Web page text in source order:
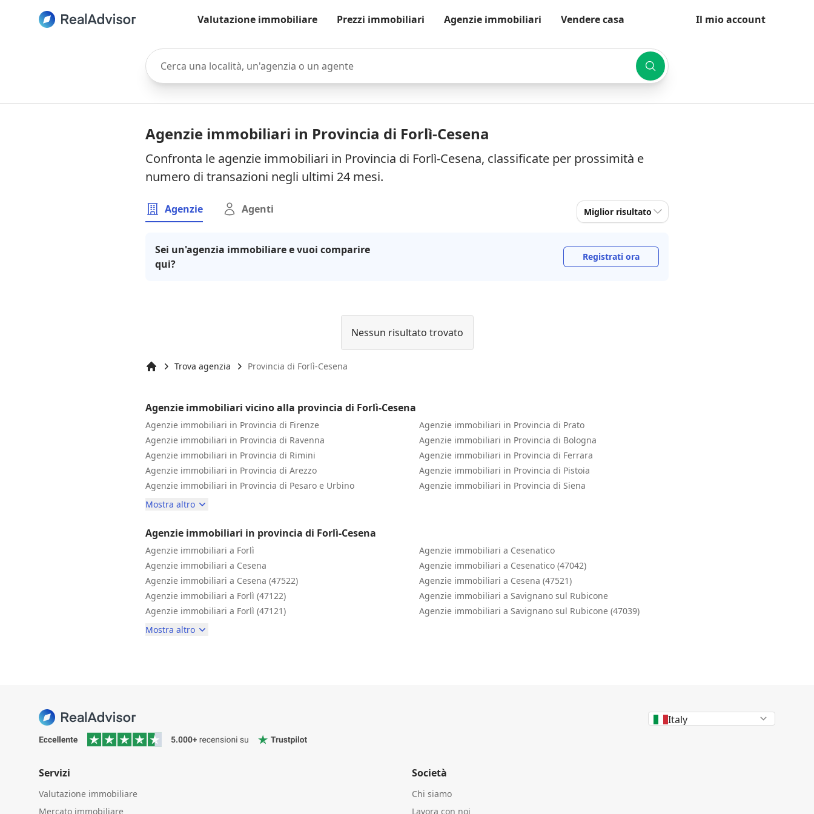
Valutazione immobiliare Prezzi immobiliari Agenzie immobiliari Vendere casa Il mio account
Cerca una località, un'agenzia o un agente
Agenzie immobiliari in Provincia di Forlì-Cesena
Confronta le agenzie immobiliari in Provincia di Forlì-Cesena, classificate per prossimità e
numero di transazioni negli ultimi 24 mesi.
Agenzie Agenti Miglior risultato
Sei un'agenzia immobiliare e vuoi comparire
qui?
Registrati ora
Nessun risultato trovato
Trova agenzia Provincia di Forlì-Cesena
Agenzie immobiliari vicino alla provincia di Forlì-Cesena
Agenzie immobiliari in Provincia di Firenze
Agenzie immobiliari in Provincia di Ravenna
Agenzie immobiliari in Provincia di Rimini
Agenzie immobiliari in Provincia di Arezzo
Agenzie immobiliari in Provincia di Pesaro e Urbino
Agenzie immobiliari in Provincia di Prato
Agenzie immobiliari in Provincia di Bologna
Agenzie immobiliari in Provincia di Ferrara
Agenzie immobiliari in Provincia di Pistoia
Agenzie immobiliari in Provincia di Siena
Mostra altro
Agenzie immobiliari in provincia di Forlì-Cesena
Agenzie immobiliari a Forlì
Agenzie immobiliari a Cesena
Agenzie immobiliari a Cesena (47522)
Agenzie immobiliari a Forlì (47122)
Agenzie immobiliari a Forlì (47121)
Agenzie immobiliari a Cesenatico
Agenzie immobiliari a Cesenatico (47042)
Agenzie immobiliari a Cesena (47521)
Agenzie immobiliari a Savignano sul Rubicone
Agenzie immobiliari a Savignano sul Rubicone (47039)
Mostra altro
Italy
Servizi
Valutazione immobiliare
Mercato immobiliare
Società
Chi siamo
Lavora con noi